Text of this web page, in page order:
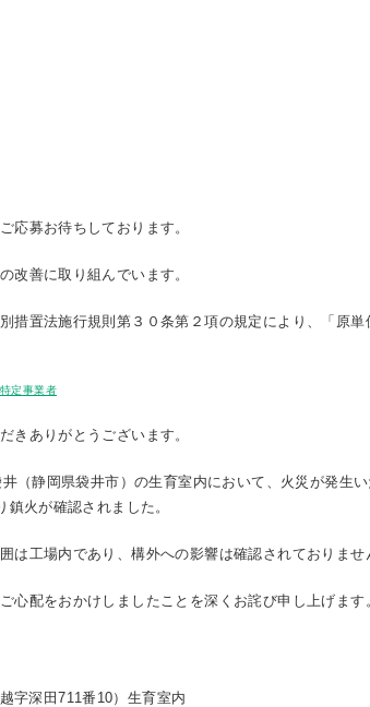
応募お待ちしております。
改善に取り組んでいます。
措置法施行規則第３０条第２項の規定により、「原
定事業者
きありがとうございます。
（静岡県袋井市）の生育室内において、火災が発生
火が確認されました。
工場内であり、構外への影響は確認されておりませ
配をおかけしましたことを深くお詫び申し上げます
字深田711番10）生育室内